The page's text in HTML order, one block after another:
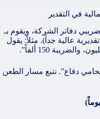
في التقدير
دفاتر الشركة، ويقوم بـ
عالية جداً). مثلاً: يقول
دفاع”. نتبع مسار الطعن